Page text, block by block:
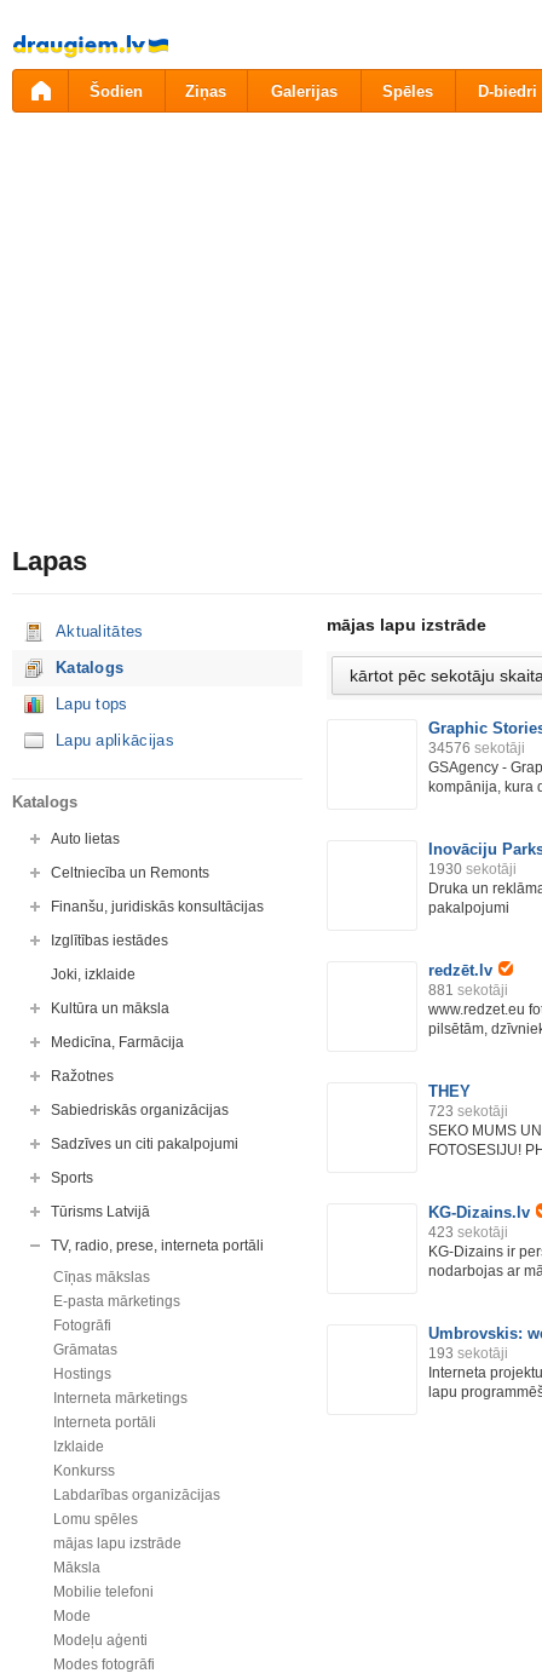
Pāriet
uz
saturu
Šodien Ziņas Galerijas Spēles D-biedri
Lapas
Aktualitātes
Katalogs
Lapu tops
Lapu aplikācijas
Katalogs
Auto lietas
Celtniecība un Remonts
Finanšu, juridiskās konsultācijas
Izglītības iestādes
Joki, izklaide
Kultūra un māksla
Medicīna, Farmācija
Ražotnes
Sabiedriskās organizācijas
Sadzīves un citi pakalpojumi
Sports
Tūrisms Latvijā
TV, radio, prese, interneta portāli
Cīņas mākslas
E-pasta mārketings
Fotogrāfi
Grāmatas
Hostings
Interneta mārketings
Interneta portāli
Izklaide
Konkurss
Labdarības organizācijas
Lomu spēles
mājas lapu izstrāde
Māksla
Mobilie telefoni
Mode
Modeļu aģenti
Modes fotogrāfi
mājas lapu izstrāde
Graphic
34576 sekotāji
GSAgency -
kompānija, kura
Inovāciju
1930 sekotāji
Druka un
pakalpojumi
redzēt.lv
881 sekotāji
www.redzet.eu
pilsētām,
THEY
723 sekotāji
SEKO MUMS
FOTOSESIJU!
KG-Dizains.lv
423 sekotāji
KG-Dizains ir
nodarbojas ar
Umbrovskis:
193 sekotāji
Interneta
lapu